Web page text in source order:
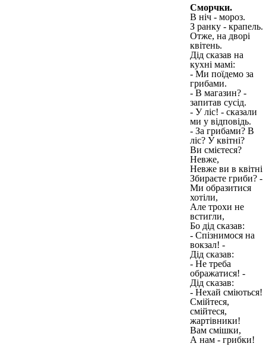
Сморчки.
В ніч - мороз.
З ранку - крапель.
Отже, на дворі
квітень.
Дід сказав на
кухні мамі:
- Ми поїдемо за
грибами.
- В магазин? -
запитав сусід.
- У ліс! - сказали
ми у відповідь.
- За грибами? В
ліс? У квітні?
Ви смієтеся?
Невже,
Невже ви в квітні
Збираєте гриби? -
Ми образитися
хотіли,
Але трохи не
встигли,
Бо дід сказав:
- Спізнимося на
вокзал! -
Дід сказав:
- Не треба
ображатися! -
Дід сказав:
- Нехай сміються!
Смійтеся,
смійтеся,
жартівники!
Вам смішки,
А нам - грибки!